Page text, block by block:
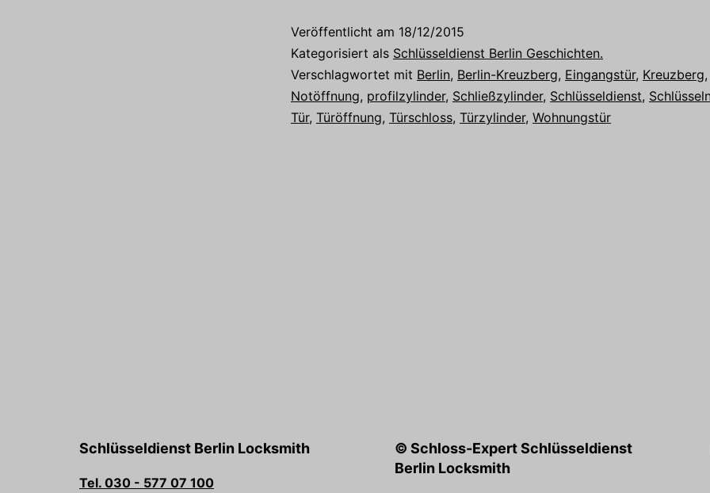
Veröffentlicht am 18/12/2015
Kategorisiert als Schlüsseldienst Berlin Geschichten.
Verschlagwortet mit Berlin, Berlin-Kreuzberg, Eingangstür, Kreuzberg,
Notöffnung, profilzylinder, Schließzylinder, Schlüsseldienst,
Tür, Türöffnung, Türschloss, Türzylinder, Wohnungstür
Schlüsseldienst Berlin Locksmith
Tel. 030 - 577 07 100
© Schloss-Expert Schlüsseldienst
Berlin Locksmith